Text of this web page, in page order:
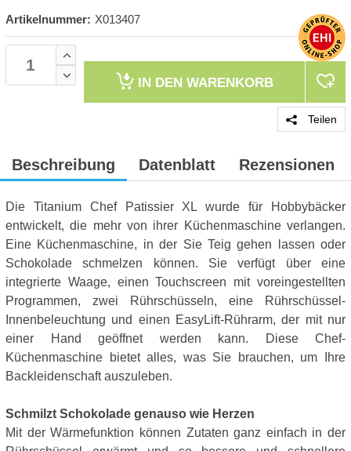
Artikelnummer: X013407
IN DEN WARENKORB
Teilen
Beschreibung Datenblatt Rezensionen
Die Titanium Chef Patissier XL wurde für Hobbybäcker
entwickelt, die mehr von ihrer Küchenmaschine verlangen.
Eine Küchenmaschine, in der Sie Teig gehen lassen oder
Schokolade schmelzen können. Sie verfügt über eine
integrierte Waage, einen Touchscreen mit voreingestellten
Programmen, zwei Rührschüsseln, eine Rührschüssel-
Innenbeleuchtung und einen EasyLift-Rührarm, der mit nur
einer Hand geöffnet werden kann. Diese Chef-
Küchenmaschine bietet alles, was Sie brauchen, um Ihre
Backleidenschaft auszuleben.
Schmilzt Schokolade genauso wie Herzen
Mit der Wärmefunktion können Zutaten ganz einfach in der